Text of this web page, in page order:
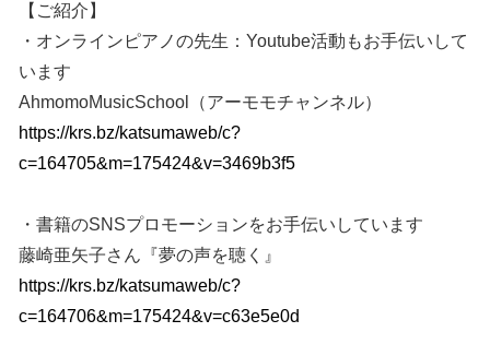
【ご紹介】
・オンラインピアノの先生：Youtube活動もお手伝いして
います
AhmomoMusicSchool（アーモモチャンネル）
https://krs.bz/katsumaweb/c?
c=164705&m=175424&v=3469b3f5
・書籍のSNSプロモーションをお手伝いしています
藤崎亜矢子さん『夢の声を聴く』
https://krs.bz/katsumaweb/c?
c=164706&m=175424&v=c63e5e0d